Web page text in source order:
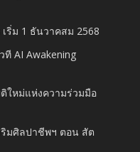
ริ่ม 1 ธันวาคสม 2568
ที AI Awakening
ใหม่แห่งความร่วมมือ
มศิลปาชีพฯ ตอน สัต